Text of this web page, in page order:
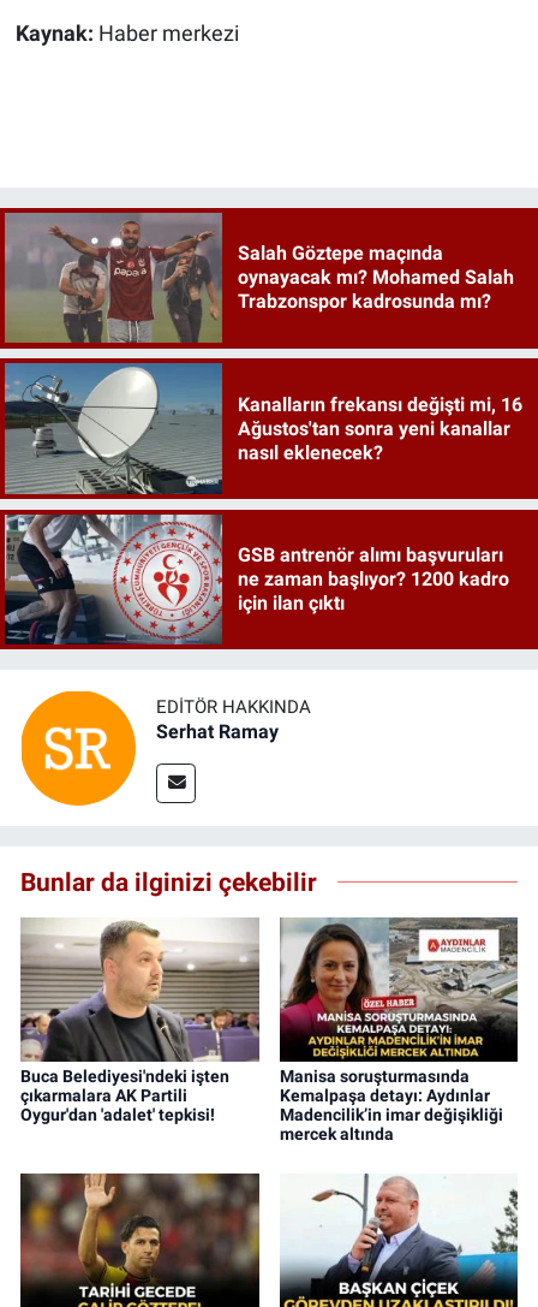
Kaynak: Haber merkezi
Salah Göztepe maçında
oynayacak mı? Mohamed Salah
Trabzonspor kadrosunda mı?
Kanalların frekansı değişti mi, 16
Ağustos'tan sonra yeni kanallar
nasıl eklenecek?
GSB antrenör alımı başvuruları
ne zaman başlıyor? 1200 kadro
için ilan çıktı
EDITÖR HAKKINDA
Serhat Ramay
Bunlar da ilginizi çekebilir
Buca Belediyesi'ndeki işten
çıkarmalara AK Partili
Oygur'dan 'adalet' tepkisi!
Manisa soruşturmasında
Kemalpaşa detayı: Aydınlar
Madencilik’in imar değişikliği
mercek altında